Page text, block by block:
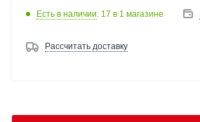
Есть в наличии: 17 в 1 магазине
Рассчитать доставку